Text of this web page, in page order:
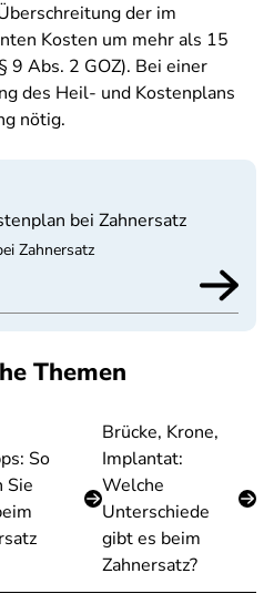
der im
Kosten um mehr als 15
9 Abs. 2 GOZ). Bei einer
des Heil- und Kostenplans
nötig.
bei Zahnersatz
Zahnersatz
Themen
So
Sie
Brücke, Krone,
Implantat:
Welche
Unterschiede
gibt es beim
Zahnersatz?